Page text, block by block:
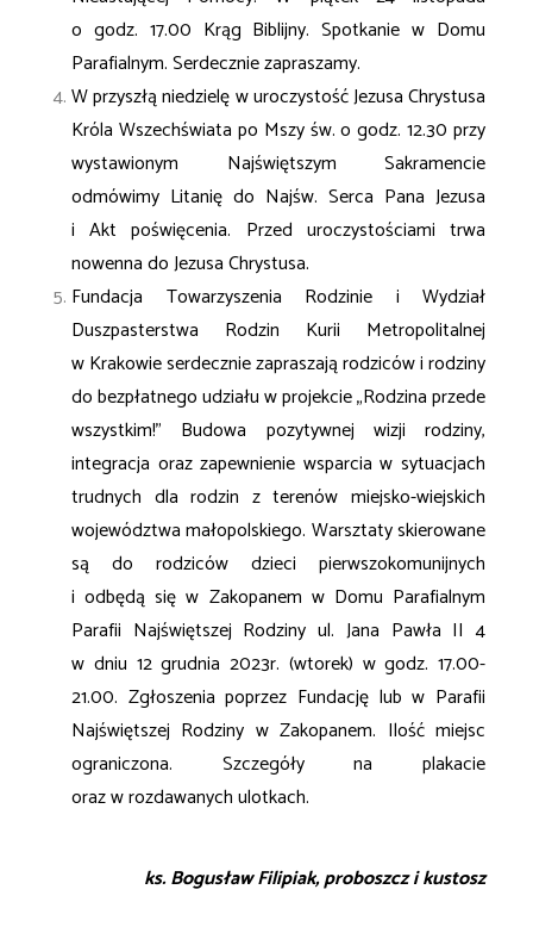
o godz. 17.00 Krąg Biblijny. Spotkanie w Domu
Parafialnym. Serdecznie zapraszamy.
W przyszłą niedzielę w uroczystość Jezusa Chrystusa
Króla Wszechświata po Mszy św. o godz.12.30 przy
wystawionym Najświętszym Sakramencie
odmówimy Litanię do Najśw. Serca Pana Jezusa
i Akt poświęcenia. Przed uroczystościami trwa
nowenna do Jezusa Chrystusa.
Fundacja Towarzyszenia Rodzinie i Wydział
Duszpasterstwa Rodzin Kurii Metropolitalnej
wKrakowie serdecznie zapraszają rodziców i rodziny
do bezpłatnego udziału w projekcie „Rodzinaprzede
wszystkim!” Budowa pozytywnej wizji rodziny,
integracja oraz zapewnienie wsparcia w sytuacjach
trudnych dla rodzin z terenów miejsko-wiejskich
województwa małopolskiego. Warsztaty skierowane
są do rodziców dzieci pierwszokomunijnych
i odbędą się w Zakopanem w Domu Parafialnym
Parafii Najświętszej Rodziny ul. Jana Pawła II 4
w dniu 12 grudnia 2023r. (wtorek) w godz. 17.00-
21.00. Zgłoszenia poprzez Fundację lub w Parafii
Najświętszej Rodziny wZakopanem. Ilość miejsc
ograniczona. Szczegóły na plakacie
oraz w rozdawanych ulotkach.
ks. Bogusław Filipiak, proboszcz i kustosz